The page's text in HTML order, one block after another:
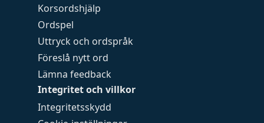
Korsordshjälp
Ordspel
Uttryck och ordspråk
Föreslå nytt ord
Lämna feedback
Integritet och villkor
Integritetsskydd